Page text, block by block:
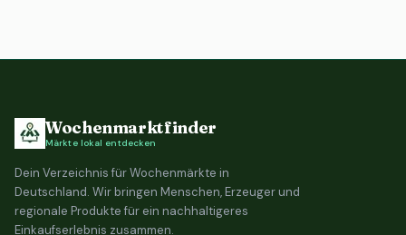
Wochenmarktfinder
Märkte lokal entdecken
Dein Verzeichnis für Wochenmärkte in
Deutschland. Wir bringen Menschen, Erzeuger und
regionale Produkte für ein nachhaltigeres
Einkaufserlebnis zusammen.